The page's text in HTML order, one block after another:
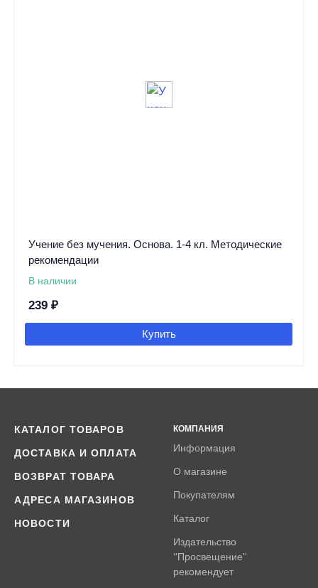
Учение без мучения. Основа. 1-4 кл. Методические
рекомендации
В наличии
239 ₽
Купить
КАТАЛОГ ТОВАРОВ
ДОСТАВКА И ОПЛАТА
ВОЗВРАТ ТОВАРА
АДРЕСА МАГАЗИНОВ
НОВОСТИ
КОМПАНИЯ
Информация
О магазине
Покупателям
Каталог
Издательство
''Просвещение''
рекомендует